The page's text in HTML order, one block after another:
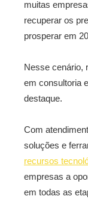
muitas
recuperar os
prosperar em
Nesse cenário,
em consultoria
destaque.
Com
soluções e
recursos
empresas a
em todas as